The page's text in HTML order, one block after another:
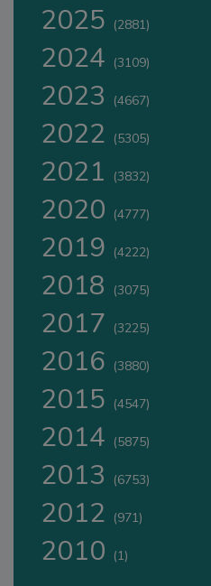
2025 (2881)
2024 (3109)
2023 (4667)
2022 (5305)
2021 (3832)
2020 (4777)
2019 (4222)
2018 (3075)
2017 (3225)
2016 (3880)
2015 (4547)
2014 (5875)
2013 (6753)
2012 (971)
2010 (1)